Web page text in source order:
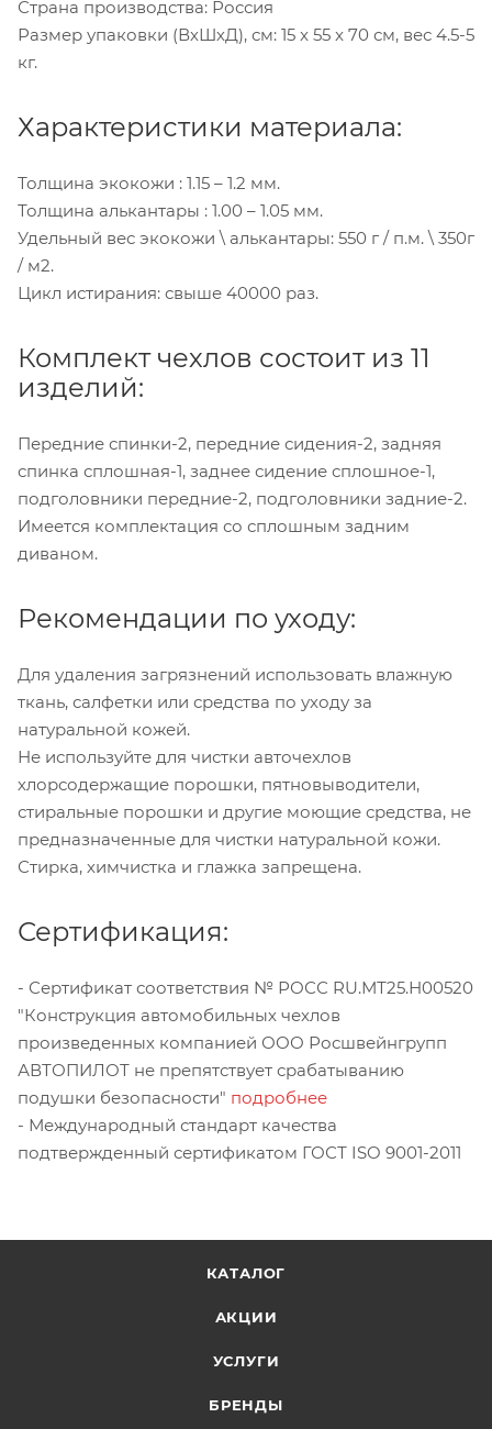
Страна производства: Россия
Размер упаковки (ВхШхД), см: 15 x 55 x 70 см, вес 4.5-5
кг.
Характеристики материала:
Толщина экокожи : 1.15 – 1.2 мм.
Толщина алькантары : 1.00 – 1.05 мм.
Удельный вес экокожи \ алькантары: 550 г / п.м. \ 350г
/ м2.
Цикл истирания: свыше 40000 раз.
Комплект чехлов состоит из 11
изделий:
Передние спинки-2, передние сидения-2, задняя
спинка сплошная-1, заднее сидение сплошное-1,
подголовники передние-2, подголовники задние-2.
Имеется комплектация со сплошным задним
диваном.
Рекомендации по уходу:
Для удаления загрязнений использовать влажную
ткань, салфетки или средства по уходу за
натуральной кожей.
Не используйте для чистки авточехлов
хлорсодержащие порошки, пятновыводители,
стиральные порошки и другие моющие средства, не
предназначенные для чистки натуральной кожи.
Стирка, химчистка и глажка запрещена.
Сертификация:
- Сертификат соответствия № РОСС RU.МТ25.Н00520
"Конструкция автомобильных чехлов
произведенных компанией ООО Росшвейнгрупп
АВТОПИЛОТ не препятствует срабатыванию
подушки безопасности" подробнее
- Международный стандарт качества
подтвержденный сертификатом ГОСТ ISO 9001-2011
КАТАЛОГ
АКЦИИ
УСЛУГИ
БРЕНДЫ